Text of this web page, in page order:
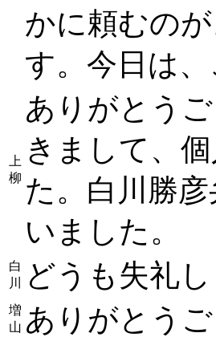
かに頼むの
す。今日は
上
柳
ありがとう
きまして、
た。白川勝
いました。
白
川
どうも失礼し
増
山 ありがとう